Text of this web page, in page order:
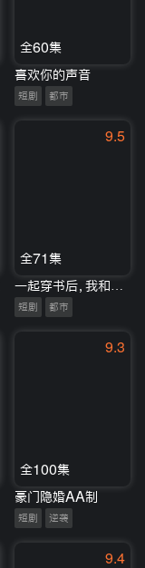
全60集
喜欢你的声音
短剧 都市
9.5
全71集
短剧 都市
9.3
全100集
豪门隐婚AA制
短剧 逆袭
9.4